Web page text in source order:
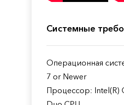
Системные
Операционная
7 or Newer
Процессор: Intel(R)